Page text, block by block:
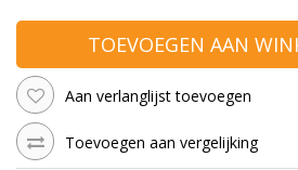
TOEVOEGEN AAN
Aan verlanglijst toevoegen
Toevoegen aan vergelijking